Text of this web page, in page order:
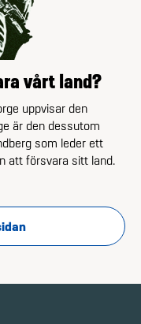
vårt land?
uppvisar den
är den dessutom
som leder ett
att försvara sitt land.